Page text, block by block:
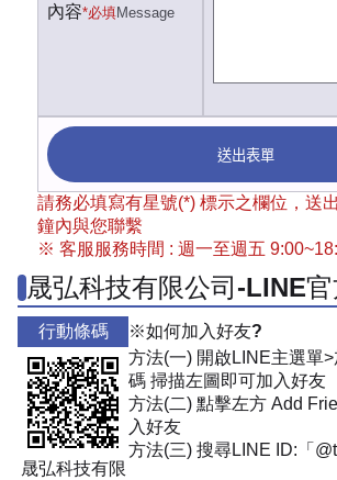
內容*必填Message
送出表單
請務必填寫有星號(*) 標示之欄位，送
鐘內與您聯繫
※ 客服服務時間 : 週一至週五
晟弘科技有限公司-LINE
行動條碼
晟弘科技有限
※如何加入好友?
方法(一) 開啟LINE主選單
碼 掃描左圖即可加入好友
方法(二) 點擊左方 Add
入好友
方法(三) 搜尋LINE ID:「